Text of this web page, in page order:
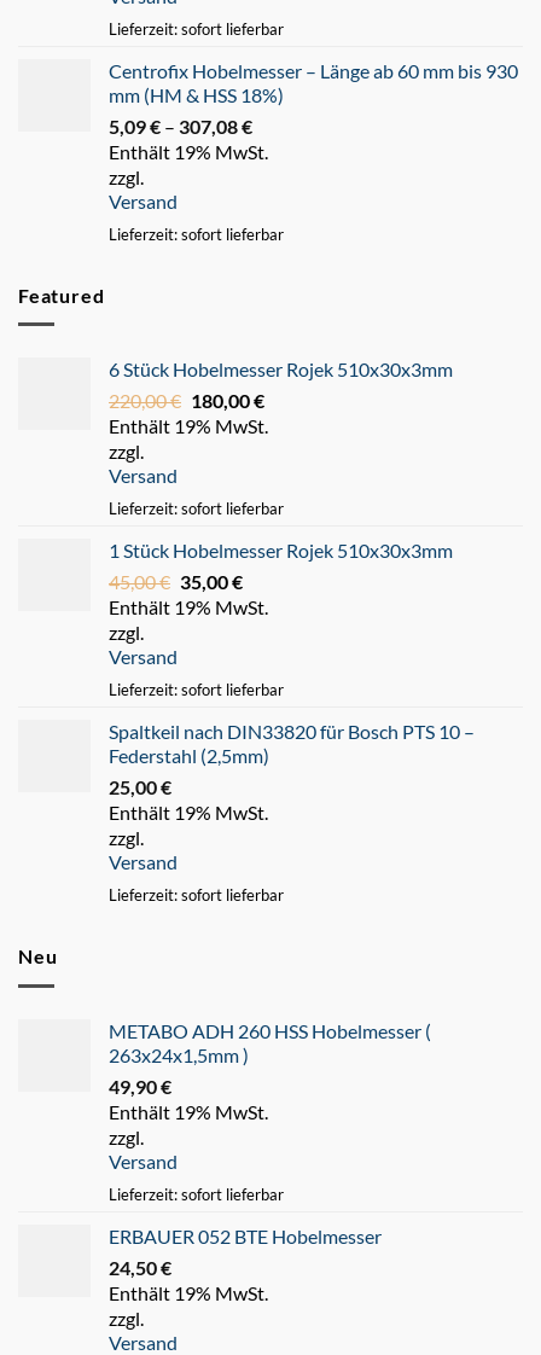
Lieferzeit: sofort lieferbar
Centrofix Hobelmesser – Länge ab 60 mm bis 930
mm (HM & HSS 18%)
5,09€ – 307,08€
5,09 €
Enthält 19% MwSt.
zzgl.
Versand
Lieferzeit: sofort lieferbar
Featured
6 Stück Hobelmesser Rojek 510x30x3mm
220,00€ Ursprünglicher
Preis
180,00€Aktueller
Preis
Enthält 19% MwSt.
zzgl.
Versand
Lieferzeit: sofort lieferbar
1 Stück Hobelmesser Rojek 510x30x3mm
45,00€ Ursprünglicher
Preis
35,00€Aktueller
Preis
Enthält 19% MwSt.
zzgl.
Versand
Lieferzeit: sofort lieferbar
Spaltkeil nach DIN33820 für Bosch PTS 10 –
Federstahl (2,5mm)
25,00€
Enthält 19% MwSt.
zzgl.
Versand
Lieferzeit: sofort lieferbar
Neu
METABO ADH 260 HSS Hobelmesser (
263x24x1,5mm )
49,90€
Enthält 19% MwSt.
zzgl.
Versand
Lieferzeit: sofort lieferbar
ERBAUER 052 BTE Hobelmesser
24,50€
Enthält 19% MwSt.
zzgl.
Versand